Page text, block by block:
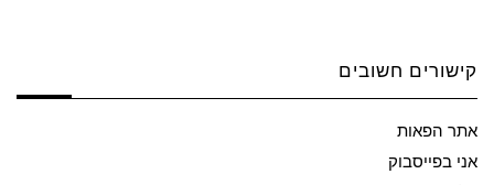
קישורים חשובים
אתר הפאות
אני בפייסבוק